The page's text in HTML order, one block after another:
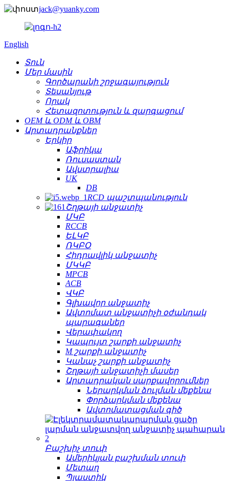
jack@yuanky.com
English
Տուն
Մեր մասին
Գործարանի շրջագայություն
Տեսանյութ
Որակ
Հետազոտություն և զարգացում
OEM և ODM և OBM
Արտադրանքներ
Երկիր
Աֆրիկա
Ռուսաստան
Ավստրալիա
UK
DB
RCD պաշտպանություն
Շղթայի անջատիչ
ՄԿԲ
RCCB
ԵԼԿԲ
ՌԿԲՕ
Հիդրավլիկ անջատիչ
ՄԿԿԲ
MPCB
ACB
ՎԿԲ
Գլխավոր անջատիչ
Ավտոմատ անջատիչի օժանդակ
պարագաներ
Վերափակող
Կապույտ շարքի անջատիչ
M շարքի անջատիչ
Կանաչ շարքի անջատիչ
Շղթայի անջատիչի մասեր
Արտադրական սարքավորումներ
Ներարկման ձուլման մեքենա
Փորձարկման մեքենա
Ավտոմատացման գիծ
Բաշխիչ տուփ
Ամերիկյան բաշխման տուփ
Մետաղ
Պլաստիկ